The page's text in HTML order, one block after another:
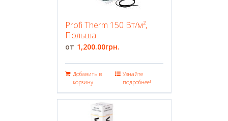
Profi Therm 150 Вт/м²,
Польша
1,200.00грн.
Добавить в
корзину
Узнайте
подробнее!